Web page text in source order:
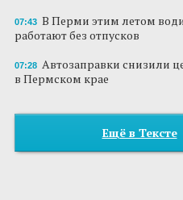
07:43 В Перми этим летом
работают без отпусков
07:28 Автозаправки снизили
в Пермском крае
Ещё в Тексте